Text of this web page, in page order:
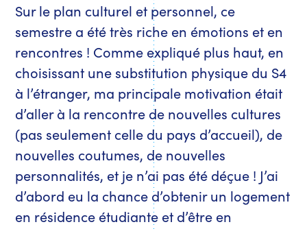
Sur le plan culturel et personnel, ce
semestre a été très riche en émotions et en
rencontres ! Comme expliqué plus haut, en
choisissant une substitution physique du S4
à l’étranger, ma principale motivation était
d’aller à la rencontre de nouvelles cultures
(pas seulement celle du pays d’accueil), de
nouvelles coutumes, de nouvelles
personnalités, et je n’ai pas été déçue ! J’ai
d’abord eu la chance d’obtenir un logement
en résidence étudiante et d’être en